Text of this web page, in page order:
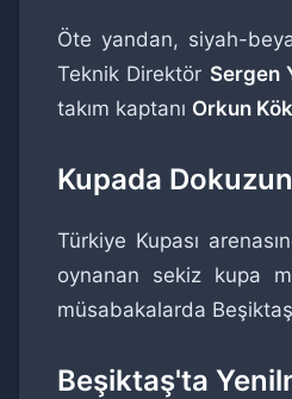
Öte yandan, siyah-
Teknik Direktör Sergen
takım kaptanı Orkun
Kupada
Türkiye Kupası
oynanan sekiz kupa
müsabakalarda Beşiktaş
Beşiktaş'ta